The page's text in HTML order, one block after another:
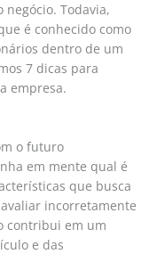
Todavia,
é conhecido como
dentro de um
7 dicas para
empresa.
o futuro
em mente qual é
que busca
incorretamente
contribui em um
e das